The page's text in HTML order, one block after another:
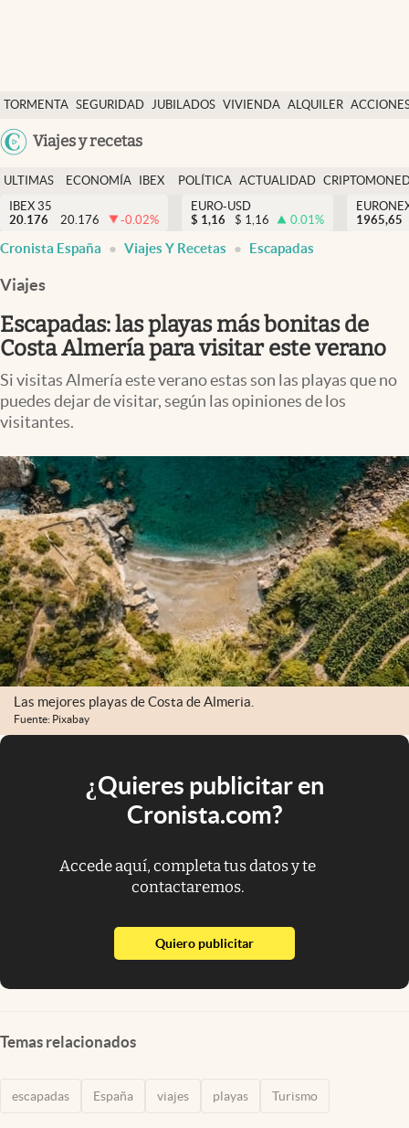
TORMENTA SEGURIDAD JUBILADOS VIVIENDA ALQUILER
USA
Viajes y recetas
Economía y finanzas
Política
Actualidad
Criptomonedas
España
ULTIMAS
NOTICIAS
ECONOMÍA
FINANZAS
IBEX
EURO
POLÍTICA ACTUALIDAD
IBEX 35
20.176
20.176 -0.02%
EURO-USD
$ 1,16 $ 1,16 0.01%
1965,65
Cronista España Viajes Y Recetas Escapadas
Viajes
Escapadas: las playas más bonitas de
Costa Almería para visitar este verano
Si visitas Almería este verano estas son las playas que no
puedes dejar de visitar, según las opiniones de los
visitantes.
Las mejores playas de Costa de Almeria.
Fuente: Pixabay
¿Quieres publicitar en
Cronista.com?
Accede aquí, completa tus datos y te
contactaremos.
Quiero publicitarabre en nueva pestaña
Temas relacionados
escapadas España viajes playas Turismo